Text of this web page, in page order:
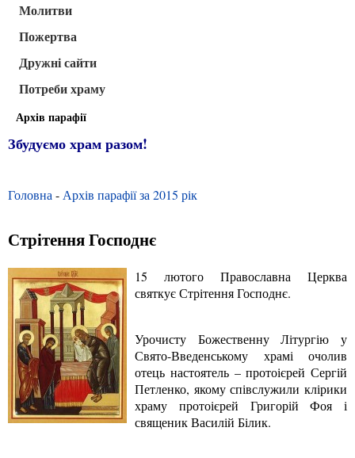
Молитви
Пожертва
Дружні сайти
Потреби храму
Архів парафії
Збудуємо храм разом!
Головна - Архів парафії за 2015 рік
Стрітення Господнє
15 лютого Православна Церква
святкує Стрітення Господнє.
Урочисту Божественну Літургію у
Свято-Введенському храмі очолив
отець настоятель – протоієрей Сергій
Петленко, якому співслужили клірики
храму протоієрей Григорій Фоя і
священик Василій Білик.